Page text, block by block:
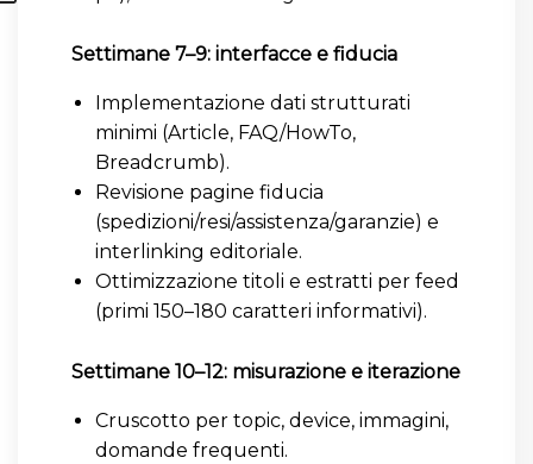
Settimane 7–9: interfacce e fiducia
Implementazione dati strutturati
minimi (Article, FAQ/HowTo,
Breadcrumb).
Revisione pagine fiducia
(spedizioni/resi/assistenza/garanzie) e
interlinking editoriale.
Ottimizzazione titoli e estratti per feed
(primi 150–180 caratteri informativi).
Settimane 10–12: misurazione e iterazione
Cruscotto per topic, device, immagini,
domande frequenti.